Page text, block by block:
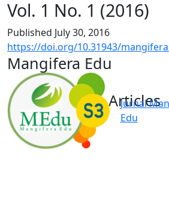
Jurnal
Edu
Vol. 1 No. 1 (2016)
Published July 30, 2016
https://doi.org/10.31943/
Mangifera Edu
Articles